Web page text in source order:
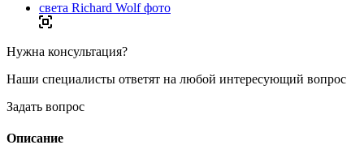
Нужна консультация?
Наши специалисты ответят на любой интересующий вопрос
Задать вопрос
Описание